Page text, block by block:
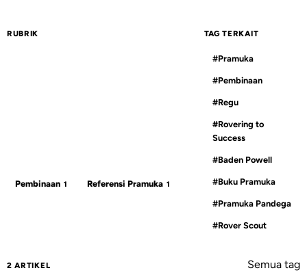
RUBRIK
Pembinaan 1 Referensi Pramuka 1
TAG TERKAIT
#Pramuka
#Pembinaan
#Regu
#Rovering to
Success
#Baden Powell
#Buku Pramuka
#Pramuka Pandega
#Rover Scout
2 ARTIKEL Semua tag